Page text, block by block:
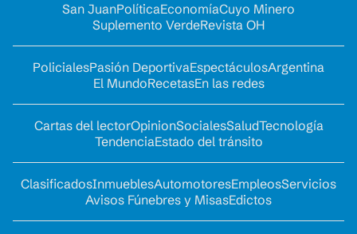
San JuanPolíticaEconomíaCuyo Minero
Suplemento VerdeRevista OH
PolicialesPasión DeportivaEspectáculosArgentina
El MundoRecetasEn las redes
Cartas del lectorOpinionSocialesSaludTecnología
TendenciaEstado del tránsito
ClasificadosInmueblesAutomotoresEmpleosServicios
Avisos Fúnebres y MisasEdictos